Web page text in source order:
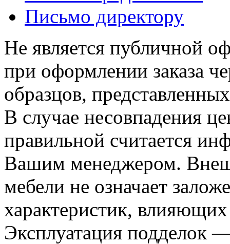
Письмо директору
Не является публичной
при оформлении заказа
образцов,
В случае несовпадения
правильной считается
Вашим менеджером.
мебели не означает
характеристик, влияющих
Эксплуатация подделок